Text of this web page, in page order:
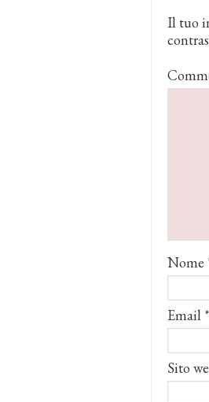
Il tuo
Nome
Email *
Sito